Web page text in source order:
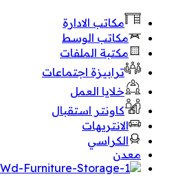
مكاتب الادارة
مكاتب الوسط
مكتبة الملفات
ترابيزة اجتماعات
خلايا العمل
كاونتر استقبال
الانتريهات
الكراسي
معدن